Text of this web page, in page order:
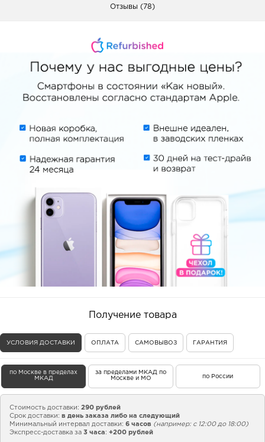
Отзывы (78)
Получение товара
УСЛОВИЯ ДОСТАВКИ ОПЛАТА САМОВЫВОЗ ГАРАНТИЯ
по Москве в пределах
МКАД
за пределами МКАД по
Москве и МО
по России
Стоимость доставки: 290 рублей
Срок доставки: в день заказа либо на следующий
Минимальный интервал доставки: 6 часов (например: с 12:00 до 18:00)
Экспресс-доставка за 3 часа : +200 рублей